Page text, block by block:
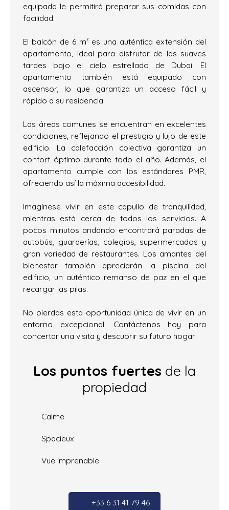
equipada le permitirá preparar sus comidas con
facilidad.
El balcón de 6 m² es una auténtica extensión del
apartamento, ideal para disfrutar de las suaves
tardes bajo el cielo estrellado de Dubai. El
apartamento también está equipado con
ascensor, lo que garantiza un acceso fácil y
rápido a su residencia.
Las áreas comunes se encuentran en excelentes
condiciones, reflejando el prestigio y lujo de este
edificio. La calefacción colectiva garantiza un
confort óptimo durante todo el año. Además, el
apartamento cumple con los estándares PMR,
ofreciendo así la máxima accesibilidad.
Imagínese vivir en este capullo de tranquilidad,
mientras está cerca de todos los servicios. A
pocos minutos andando encontrará paradas de
autobús, guarderías, colegios, supermercados y
gran variedad de restaurantes. Los amantes del
bienestar también apreciarán la piscina del
edificio, un auténtico remanso de paz en el que
recargar las pilas.
No pierdas esta oportunidad única de vivir en un
entorno excepcional. Contáctenos hoy para
concertar una visita y descubrir su futuro hogar.
Los puntos fuertes de la
propiedad
Calme
Spacieux
Vue imprenable
+33 6 31 41 79 46